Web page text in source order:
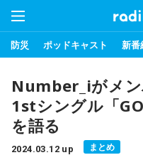
防災 ポッドキャスト 新番
Number_iがメン
1stシングル「
を語る
2024.03.12 up まとめ